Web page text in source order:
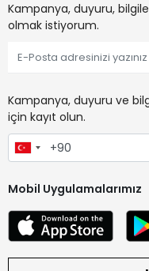
Kampanya, duyuru,
olmak istiyorum.
Kampanya, duyuru ve
için kayıt olun.
Mobil Uygulamalarımız